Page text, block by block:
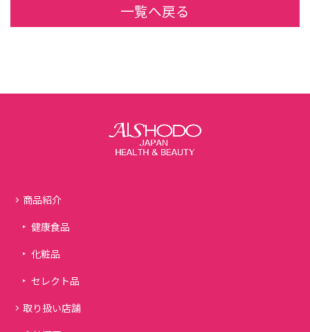
一覧へ戻る
商品紹介
健康食品
化粧品
セレクト品
取り扱い店舗